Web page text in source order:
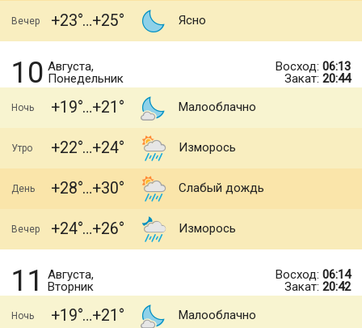
Вечер +23 +25 Ясно
10 Августа,
Понедельник
Восход: 06:13
Закат: 20:44
Ночь +19 +21 Малооблачно
Утро +22 +24 Изморось
День +28 +30 Слабый дождь
Вечер +24 +26 Изморось
11
Августа,
Вторник
Восход: 06:14
Закат: 20:42
Ночь +19 +21 Малооблачно